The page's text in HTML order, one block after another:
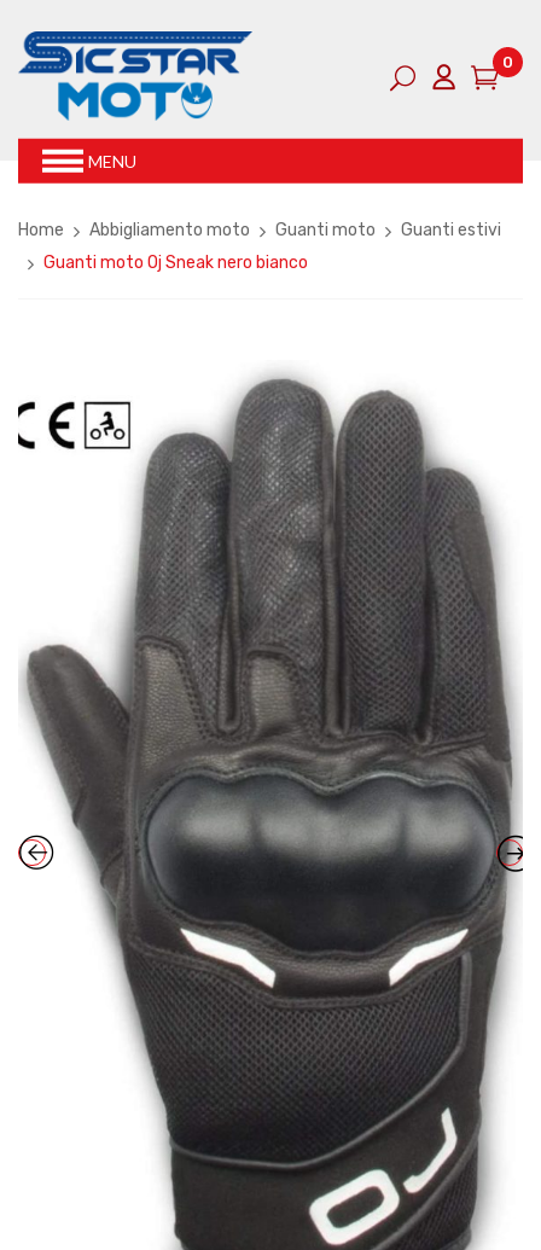
0
MENU
Home Abbigliamento moto Guanti moto
Guanti estivi
Guanti moto Oj Sneak nero bianco